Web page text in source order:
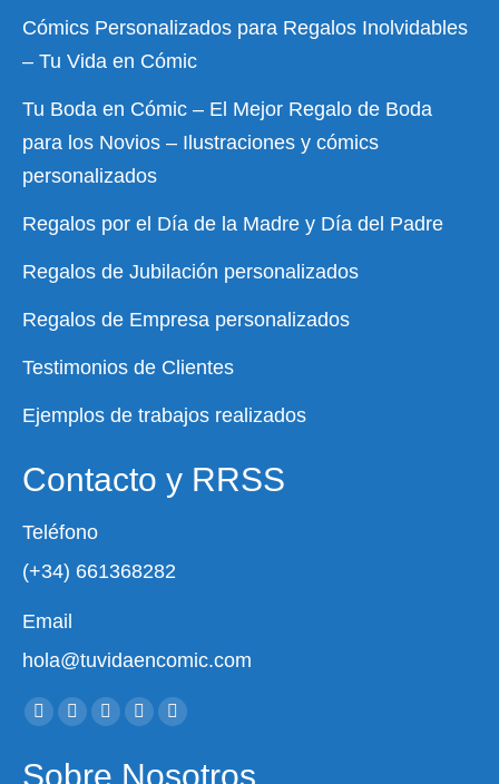
Cómics Personalizados para Regalos Inolvidables
– Tu Vida en Cómic
Tu Boda en Cómic – El Mejor Regalo de Boda
para los Novios – Ilustraciones y cómics
personalizados
Regalos por el Día de la Madre y Día del Padre
Regalos de Jubilación personalizados
Regalos de Empresa personalizados
Testimonios de Clientes
Ejemplos de trabajos realizados
Contacto y RRSS
Teléfono
(+34) 661368282
Email
hola@tuvidaencomic.com
Encuéntranos en:
Facebook
X
YouTube
Instagram
Whatsapp
Sobre Nosotros